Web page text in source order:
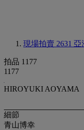
現場拍賣 2631 亞
拍品 1177
1177
HIROYUKI AOYAMA
細節
青山博幸